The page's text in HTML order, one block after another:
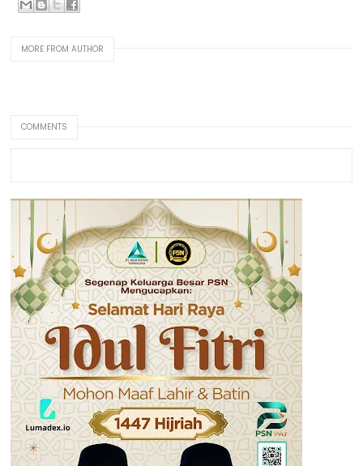
MORE FROM AUTHOR
COMMENTS